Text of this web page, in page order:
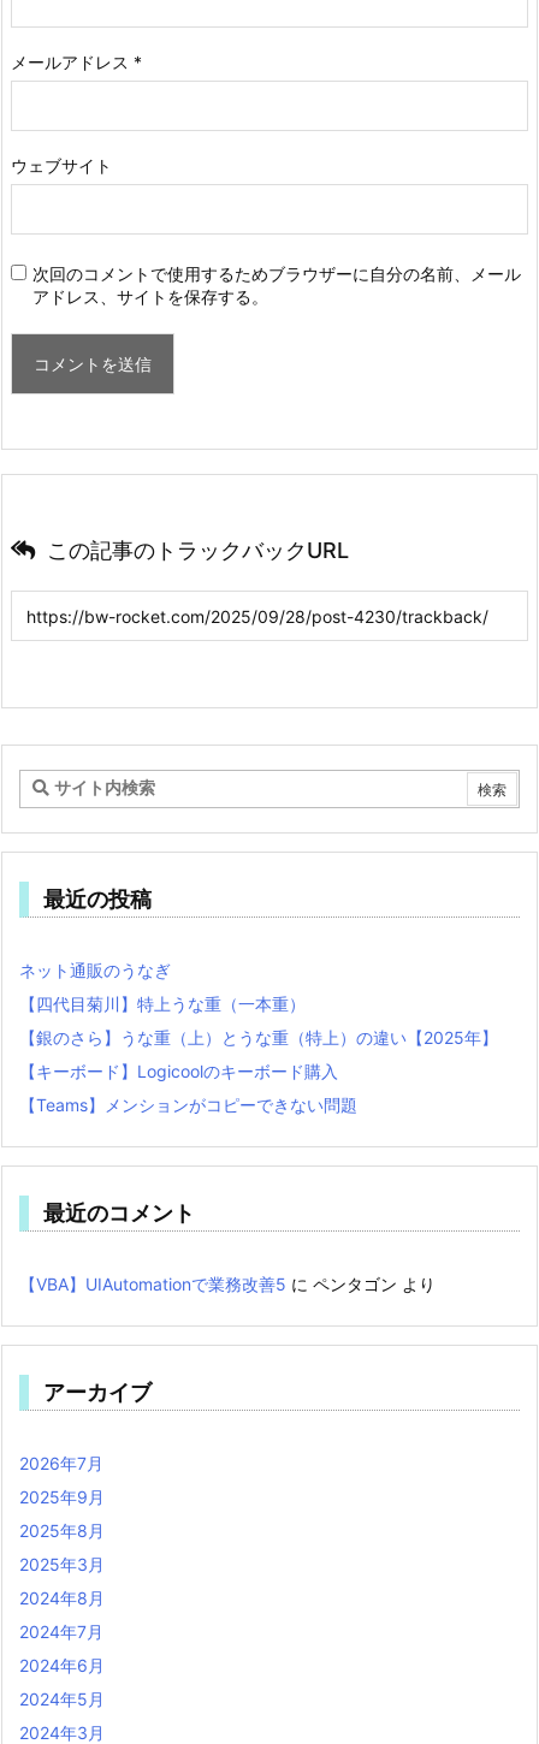
メールアドレス *
ウェブサイト
次回のコメントで使用するためブラウザーに自分の名前、メール
アドレス、サイトを保存する。
この記事のトラックバックURL
最近の投稿
ネット通販のうなぎ
【四代目菊川】特上うな重（一本重）
【銀のさら】うな重（上）とうな重（特上）の違い【2025年】
【キーボード】Logicoolのキーボード購入
【Teams】メンションがコピーできない問題
最近のコメント
【VBA】UIAutomationで業務改善5 に ペンタゴン より
アーカイブ
2026年7月
2025年9月
2025年8月
2025年3月
2024年8月
2024年7月
2024年6月
2024年5月
2024年3月